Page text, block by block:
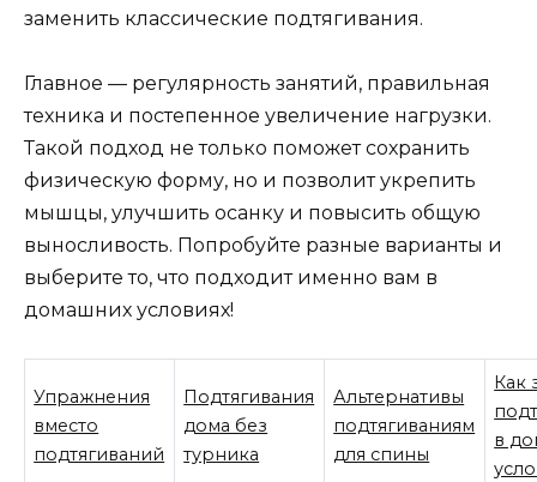
заменить классические подтягивания.
Главное — регулярность занятий, правильная
техника и постепенное увеличение нагрузки.
Такой подход не только поможет сохранить
физическую форму, но и позволит укрепить
мышцы, улучшить осанку и повысить общую
выносливость. Попробуйте разные варианты и
выберите то, что подходит именно вам в
домашних условиях!
Упражнения
вместо
подтягиваний
Подтягивания
дома без
турника
Альтернативы
подтягиваниям
для спины
Как
в